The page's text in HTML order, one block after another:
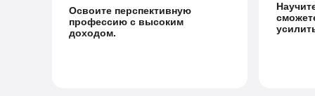
Освоите перспективную
профессию с высоким
доходом.